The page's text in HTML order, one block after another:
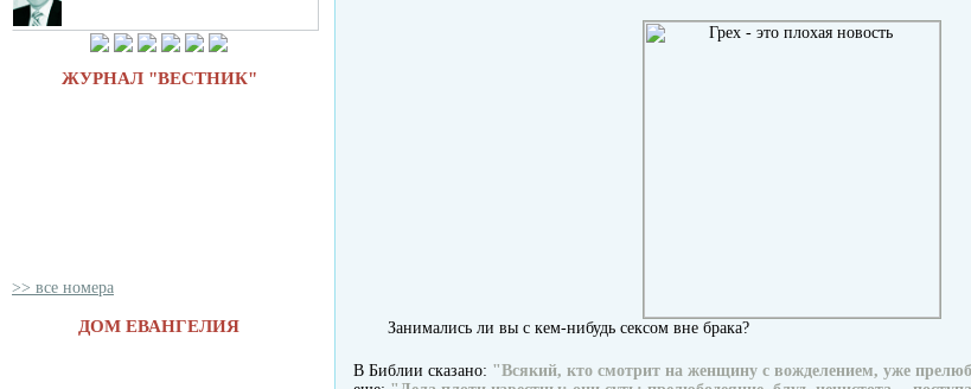
ЖУРНАЛ "ВЕСТНИК"
>> все номера
ДОМ ЕВАНГЕЛИЯ Занимались ли вы с кем-нибудь сексом вне брака?
В Библии сказано: "Всякий, кто смотрит на женщину с вожделением, уже